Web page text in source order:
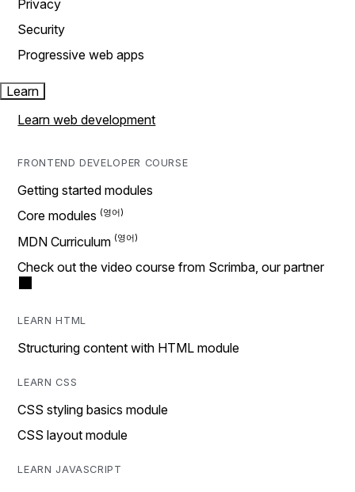
Privacy
Security
Progressive web apps
Learn
Learn web development
FRONTEND DEVELOPER COURSE
Getting started modules
Core modules
MDN Curriculum
Check out the video course from Scrimba, our partner
LEARN HTML
Structuring content with HTML module
LEARN CSS
CSS styling basics module
CSS layout module
LEARN JAVASCRIPT